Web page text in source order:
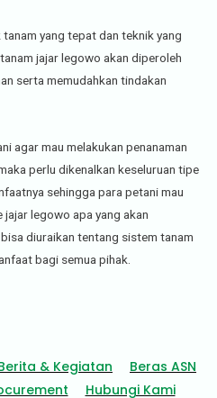
yang tepat dan teknik yang
jajar legowo akan diperoleh
serta memudahkan tindakan
agar mau melakukan penanaman
perlu dikenalkan keseluruan tipe
sehingga para petani mau
legowo apa yang akan
diuraikan tentang sistem tanam
bagi semua pihak.
& Kegiatan
Beras ASN
Hubungi Kami